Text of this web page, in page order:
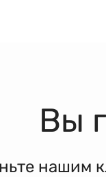
Вы
нашим